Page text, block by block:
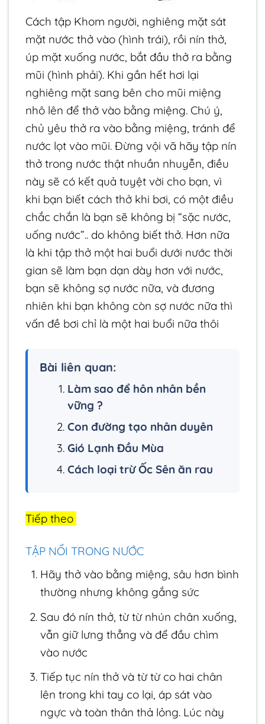
Cách tập Khom người, nghiêng mặt sát
mặt nước thở vào (hình trái), rồi nín thở,
úp mặt xuống nước, bắt đầu thở ra bằng
mũi (hình phải). Khi gần hết hơi lại
nghiêng mặt sang bên cho mũi miệng
nhô lên để thở vào bằng miệng. Chú ý,
chủ yêu thở ra vào bằng miệng, tránh để
nước lọt vào mũi. Đừng vội vã hãy tập nín
thở trong nước thật nhuần nhuyễn, điều
này sẽ có kết quả tuyệt vời cho bạn, vì
khi bạn biết cách thở khi bơi, có một điều
chắc chắn là bạn sẽ không bị “sặc nước,
uống nước”.. do không biết thở. Hơn nữa
là khi tập thở một hai buổi dưới nước thời
gian sẽ làm bạn dạn dày hơn với nước,
bạn sẽ không sợ nước nữa, và đương
nhiên khi bạn không còn sợ nước nữa thì
vấn đề bơi chỉ là một hai buổi nữa thôi
Bài liên quan:
Làm sao để hôn nhân bền
vững ?
Con đường tạo nhân duyên
Gió Lạnh Đầu Mùa
Cách loại trừ Ốc Sên ăn rau
Tiếp theo
TẬP NỔI TRONG NƯỚC
Hãy thở vào bằng miệng, sâu hơn bình
thường nhưng không gắng sức
Sau đó nín thở, từ từ nhún chân xuống,
vẫn giữ lưng thẳng và để đầu chìm
vào nước
Tiếp tục nín thở và từ từ co hai chân
lên trong khi tay co lại, áp sát vào
ngực và toàn thân thả lỏng. Lúc này